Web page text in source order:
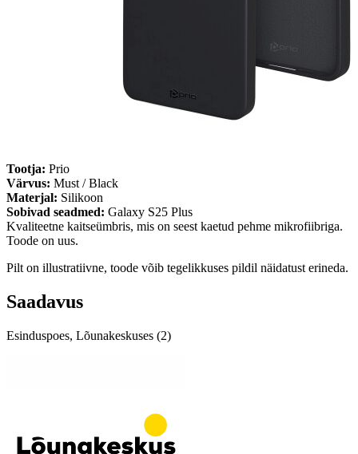
Tootja: Prio
Värvus: Must / Black
Materjal: Silikoon
Sobivad seadmed: Galaxy S25 Plus
Kvaliteetne kaitseümbris, mis on seest kaetud pehme mikrofiibriga.
Toode on uus.
Pilt on illustratiivne, toode võib tegelikkuses pildil näidatust erineda.
Saadavus
Esinduspoes, Lõunakeskuses (2)